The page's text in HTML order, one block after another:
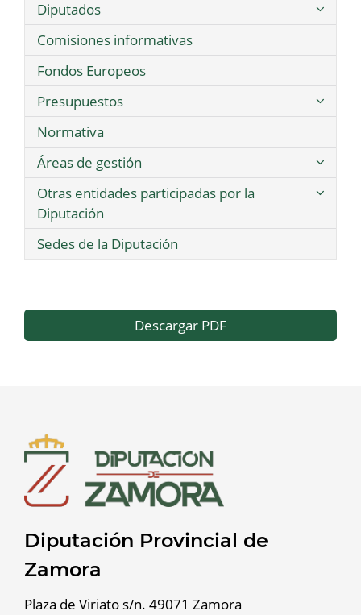
Diputados
Comisiones informativas
Fondos Europeos
Presupuestos
Normativa
Áreas de gestión
Otras entidades participadas por la
Diputación
Sedes de la Diputación
Descargar PDF
Diputación Provincial de
Zamora
Plaza de Viriato s/n. 49071 Zamora